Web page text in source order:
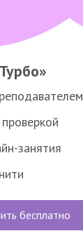
занятия
бесплатно